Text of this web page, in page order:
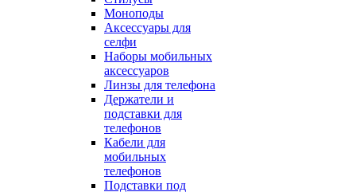
Моноподы
Аксессуары для
селфи
Наборы мобильных
аксессуаров
Линзы для телефона
Держатели и
подставки для
телефонов
Кабели для
мобильных
телефонов
Подставки под